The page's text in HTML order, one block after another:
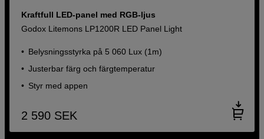
Kraftfull LED-panel med RGB-ljus
Godox Litemons LP1200R LED Panel Light
Belysningsstyrka på 5 060 Lux (1m)
Justerbar färg och färgtemperatur
Styr med appen
2 590 SEK